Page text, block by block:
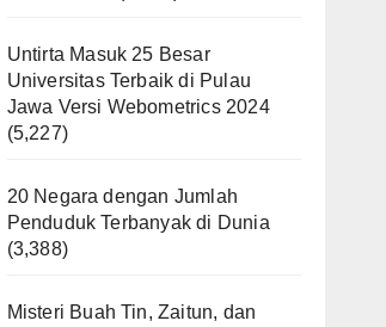
Untirta Masuk 25 Besar
Universitas Terbaik di Pulau
Jawa Versi Webometrics 2024
(5,227)
20 Negara dengan Jumlah
Penduduk Terbanyak di Dunia
(3,388)
Misteri Buah Tin, Zaitun, dan